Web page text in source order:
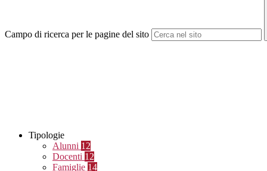
Campo di ricerca per le pagine del sito
Tipologie
Alunni 12
Docenti 12
Famiglie 14